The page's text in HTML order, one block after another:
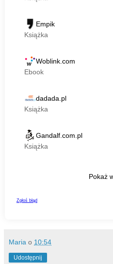
Maria o 10:54
Udostępnij